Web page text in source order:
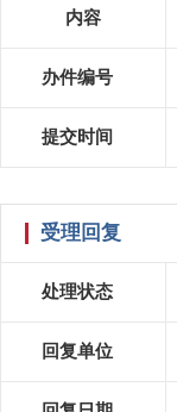
内容
办件编号
提交时间
受理回复
处理状态
回复单位